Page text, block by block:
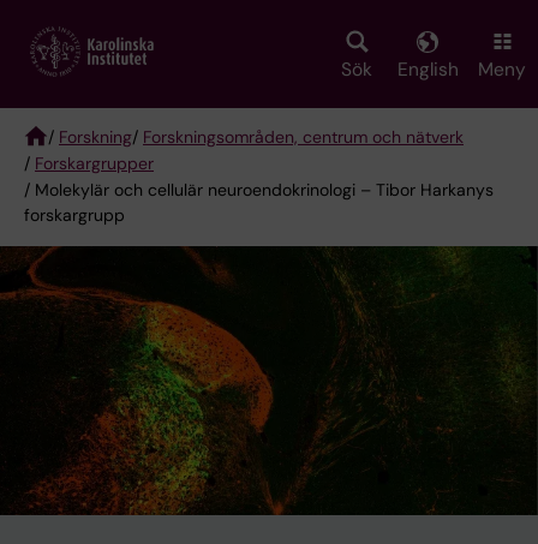
main
Sök English Meny
Breadcrumb
/ Forskning/ Forskningsområden, centrum och nätverk
/ Forskargrupper
/ Molekylär och cellulär neuroendokrinologi – Tibor Harkanys
forskargrupp